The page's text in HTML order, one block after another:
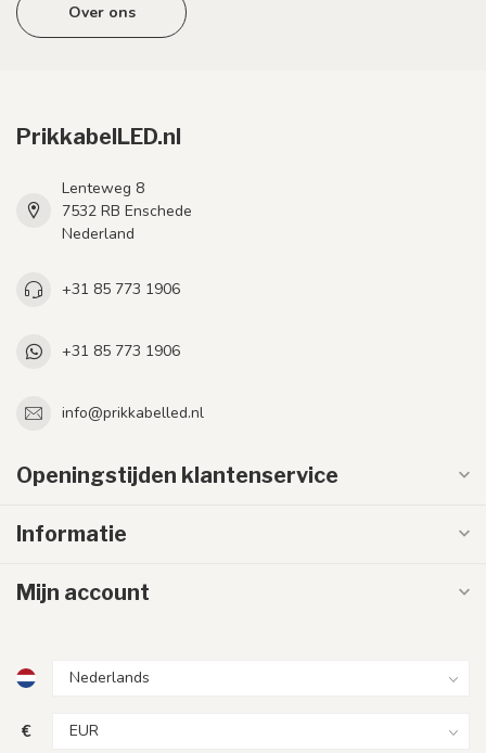
Over ons
PrikkabelLED.nl
Lenteweg 8
7532 RB Enschede
Nederland
+31 85 773 1906
+31 85 773 1906
info@prikkabelled.nl
Openingstijden klantenservice
Informatie
Mijn account
€